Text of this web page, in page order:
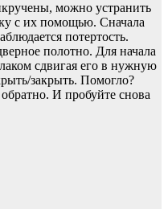
можно устранить
с их помощью. Сначала
потертость.
полотно. Для начала
сдвигая его в нужную
закрыть. Помогло?
И пробуйте снова